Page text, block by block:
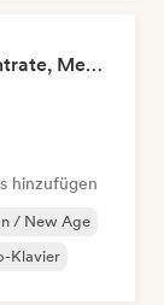
Chillscapes ~ Relax, Concentrate, Meditate, Sleep, Dream
hinzufügen
/ New Age
Klavier